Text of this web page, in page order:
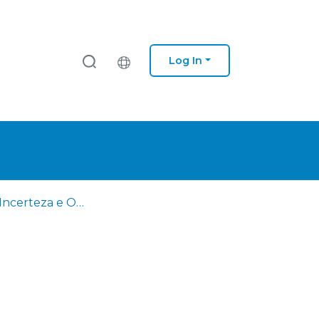
Log In
Controlo, Incerteza e Otimalidade